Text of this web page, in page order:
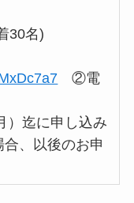
30名)
②電
）迄に申し込み
、以後のお申